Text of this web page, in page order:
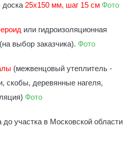
25х150 мм, шаг 15 см Фото
или гидроизоляционная
выбор заказчика). Фото
(межвенцовый утеплитель -
скобы, деревянные нагеля,
Фото
до участка в Московской области